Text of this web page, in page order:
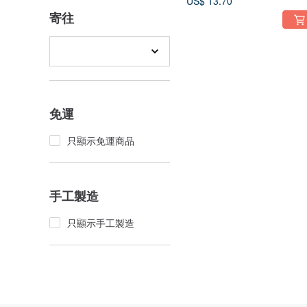
寄往
免運
只顯示免運商品
手工製造
只顯示手工製造